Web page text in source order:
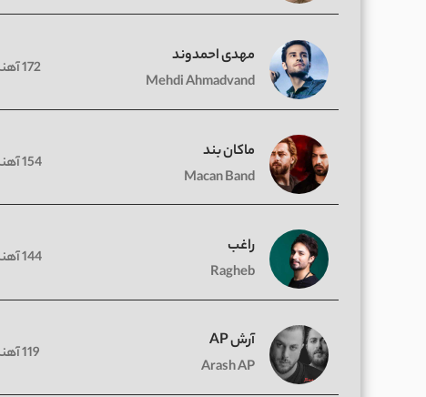
مهدی احمدوند
Mehdi Ahmadvand
172 آهنگ
ماکان بند
Macan Band
154 آهنگ
راغب
Ragheb
144 آهنگ
آرش AP
Arash AP
119 آهنگ